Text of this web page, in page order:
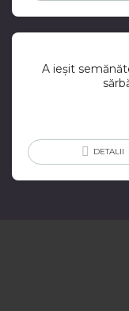
A ieșit
DETALII